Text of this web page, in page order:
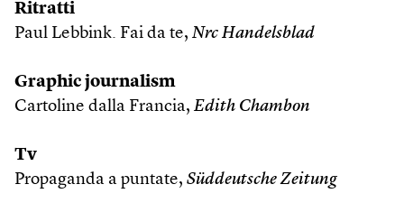
Ritratti
Paul Lebbink. Fai da te, Nrc Handelsblad
Graphic journalism
Cartoline dalla Francia, Edith Chambon
Tv
Propaganda a puntate, Süddeutsche Zeitung